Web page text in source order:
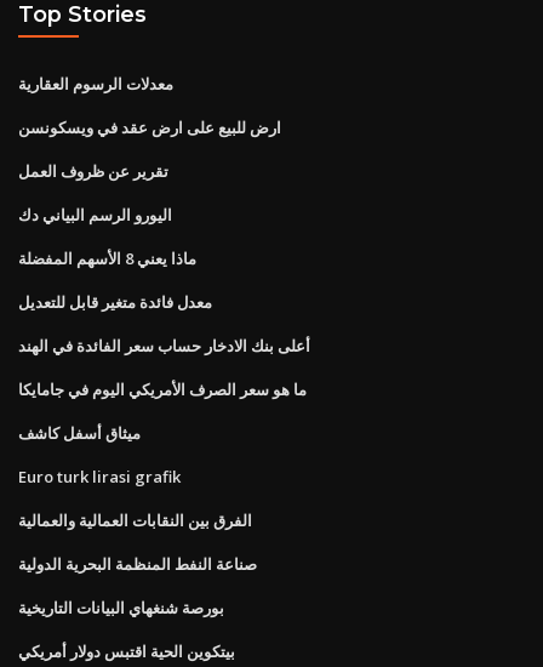
Top Stories
معدلات الرسوم العقارية
ارض للبيع على ارض عقد في ويسكونسن
تقرير عن ظروف العمل
اليورو الرسم البياني دك
ماذا يعني 8 الأسهم المفضلة
معدل فائدة متغير قابل للتعديل
أعلى بنك الادخار حساب سعر الفائدة في الهند
ما هو سعر الصرف الأمريكي اليوم في جامايكا
ميثاق أسفل كاشف
Euro turk lirasi grafik
الفرق بين النقابات العمالية والعمالية
صناعة النفط المنظمة البحرية الدولية
بورصة شنغهاي البيانات التاريخية
بيتكوين الحية اقتبس دولار أمريكي